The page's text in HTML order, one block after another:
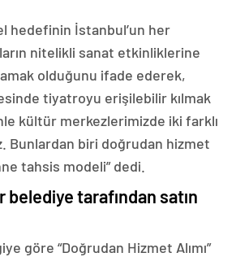
hedefinin İstanbul’un her
nitelikli sanat etkinliklerine
olduğunu ifade ederek,
tiyatroyu erişilebilir kılmak
kültür merkezlerimizde iki farklı
Bunlardan biri doğrudan hizmet
tahsis modeli” dedi.
tarafından satın
göre “Doğrudan Hizmet Alımı”